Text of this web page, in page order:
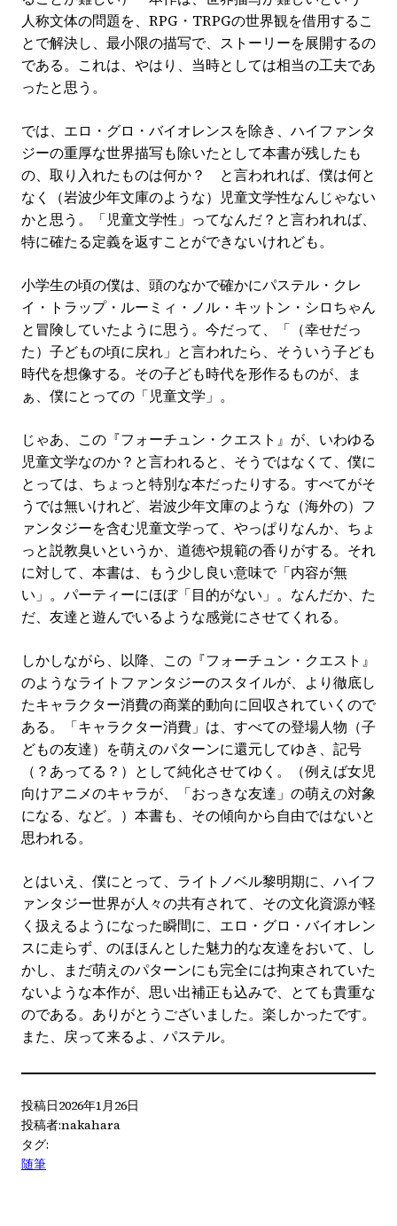
人称文体の問題を、RPG・TRPGの世界観を借用するこ
とで解決し、最小限の描写で、ストーリーを展開するの
である。これは、やはり、当時としては相当の工夫であ
ったと思う。
では、エロ・グロ・バイオレンスを除き、ハイファンタ
ジーの重厚な世界描写も除いたとして本書が残したも
の、取り入れたものは何か？ と言われれば、僕は何と
なく（岩波少年文庫のような）児童文学性なんじゃない
かと思う。「児童文学性」ってなんだ？と言われれば、
特に確たる定義を返すことができないけれども。
小学生の頃の僕は、頭のなかで確かにパステル・クレ
イ・トラップ・ルーミィ・ノル・キットン・シロちゃん
と冒険していたように思う。今だって、「（幸せだっ
た）子どもの頃に戻れ」と言われたら、そういう子ども
時代を想像する。その子ども時代を形作るものが、ま
ぁ、僕にとっての「児童文学」。
じゃあ、この『フォーチュン・クエスト』が、いわゆる
児童文学なのか？と言われると、そうではなくて、僕に
とっては、ちょっと特別な本だったりする。すべてがそ
うでは無いけれど、岩波少年文庫のような（海外の）フ
ァンタジーを含む児童文学って、やっぱりなんか、ちょ
っと説教臭いというか、道徳や規範の香りがする。それ
に対して、本書は、もう少し良い意味で「内容が無
い」。パーティーにほぼ「目的がない」。なんだか、た
だ、友達と遊んでいるような感覚にさせてくれる。
しかしながら、以降、この『フォーチュン・クエスト』
のようなライトファンタジーのスタイルが、より徹底し
たキャラクター消費の商業的動向に回収されていくので
ある。「キャラクター消費」は、すべての登場人物（子
どもの友達）を萌えのパターンに還元してゆき、記号
（？あってる？）として純化させてゆく。（例えば女児
向けアニメのキャラが、「おっきな友達」の萌えの対象
になる、など。）本書も、その傾向から自由ではないと
思われる。
とはいえ、僕にとって、ライトノベル黎明期に、ハイフ
ァンタジー世界が人々の共有されて、その文化資源が軽
く扱えるようになった瞬間に、エロ・グロ・バイオレン
スに走らず、のほほんとした魅力的な友達をおいて、し
かし、まだ萌えのパターンにも完全には拘束されていた
ないような本作が、思い出補正も込みで、とても貴重な
のである。ありがとうございました。楽しかったです。
また、戻って来るよ、パステル。
投稿日2026年1月26日
投稿者:nakahara
タグ:
随筆